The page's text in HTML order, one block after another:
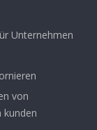
Unternehmen
von
kunden